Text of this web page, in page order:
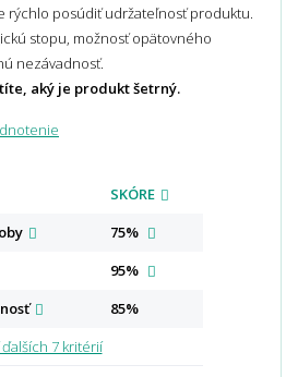
rýchlo posúdiť udržateľnosť produktu.
stopu, možnosť opätovného
nezávadnosť.
aký je produkt šetrný.
SKÓRE
75%
95%
85%
7 kritérií